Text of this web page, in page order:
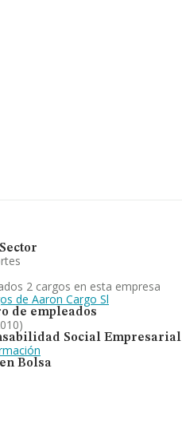
2 cargos en esta empresa
de Aaron Cargo Sl
de empleados
Social Empresarial
Bolsa